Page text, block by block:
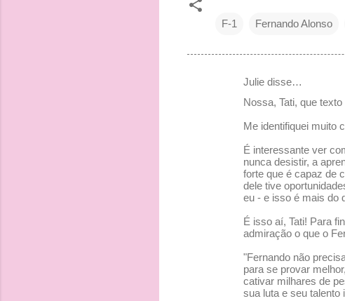
F-1 Fernando Alonso
Julie disse…
Nossa, Tati, que
Me identifiquei muito
É interessante ver
nunca desistir, a
forte que é capaz de
dele tive
eu - e isso é mais do
É isso aí, Tati! Para
admiração o que o
"Fernando não
para se provar
cativar milhares de
sua luta e seu talento